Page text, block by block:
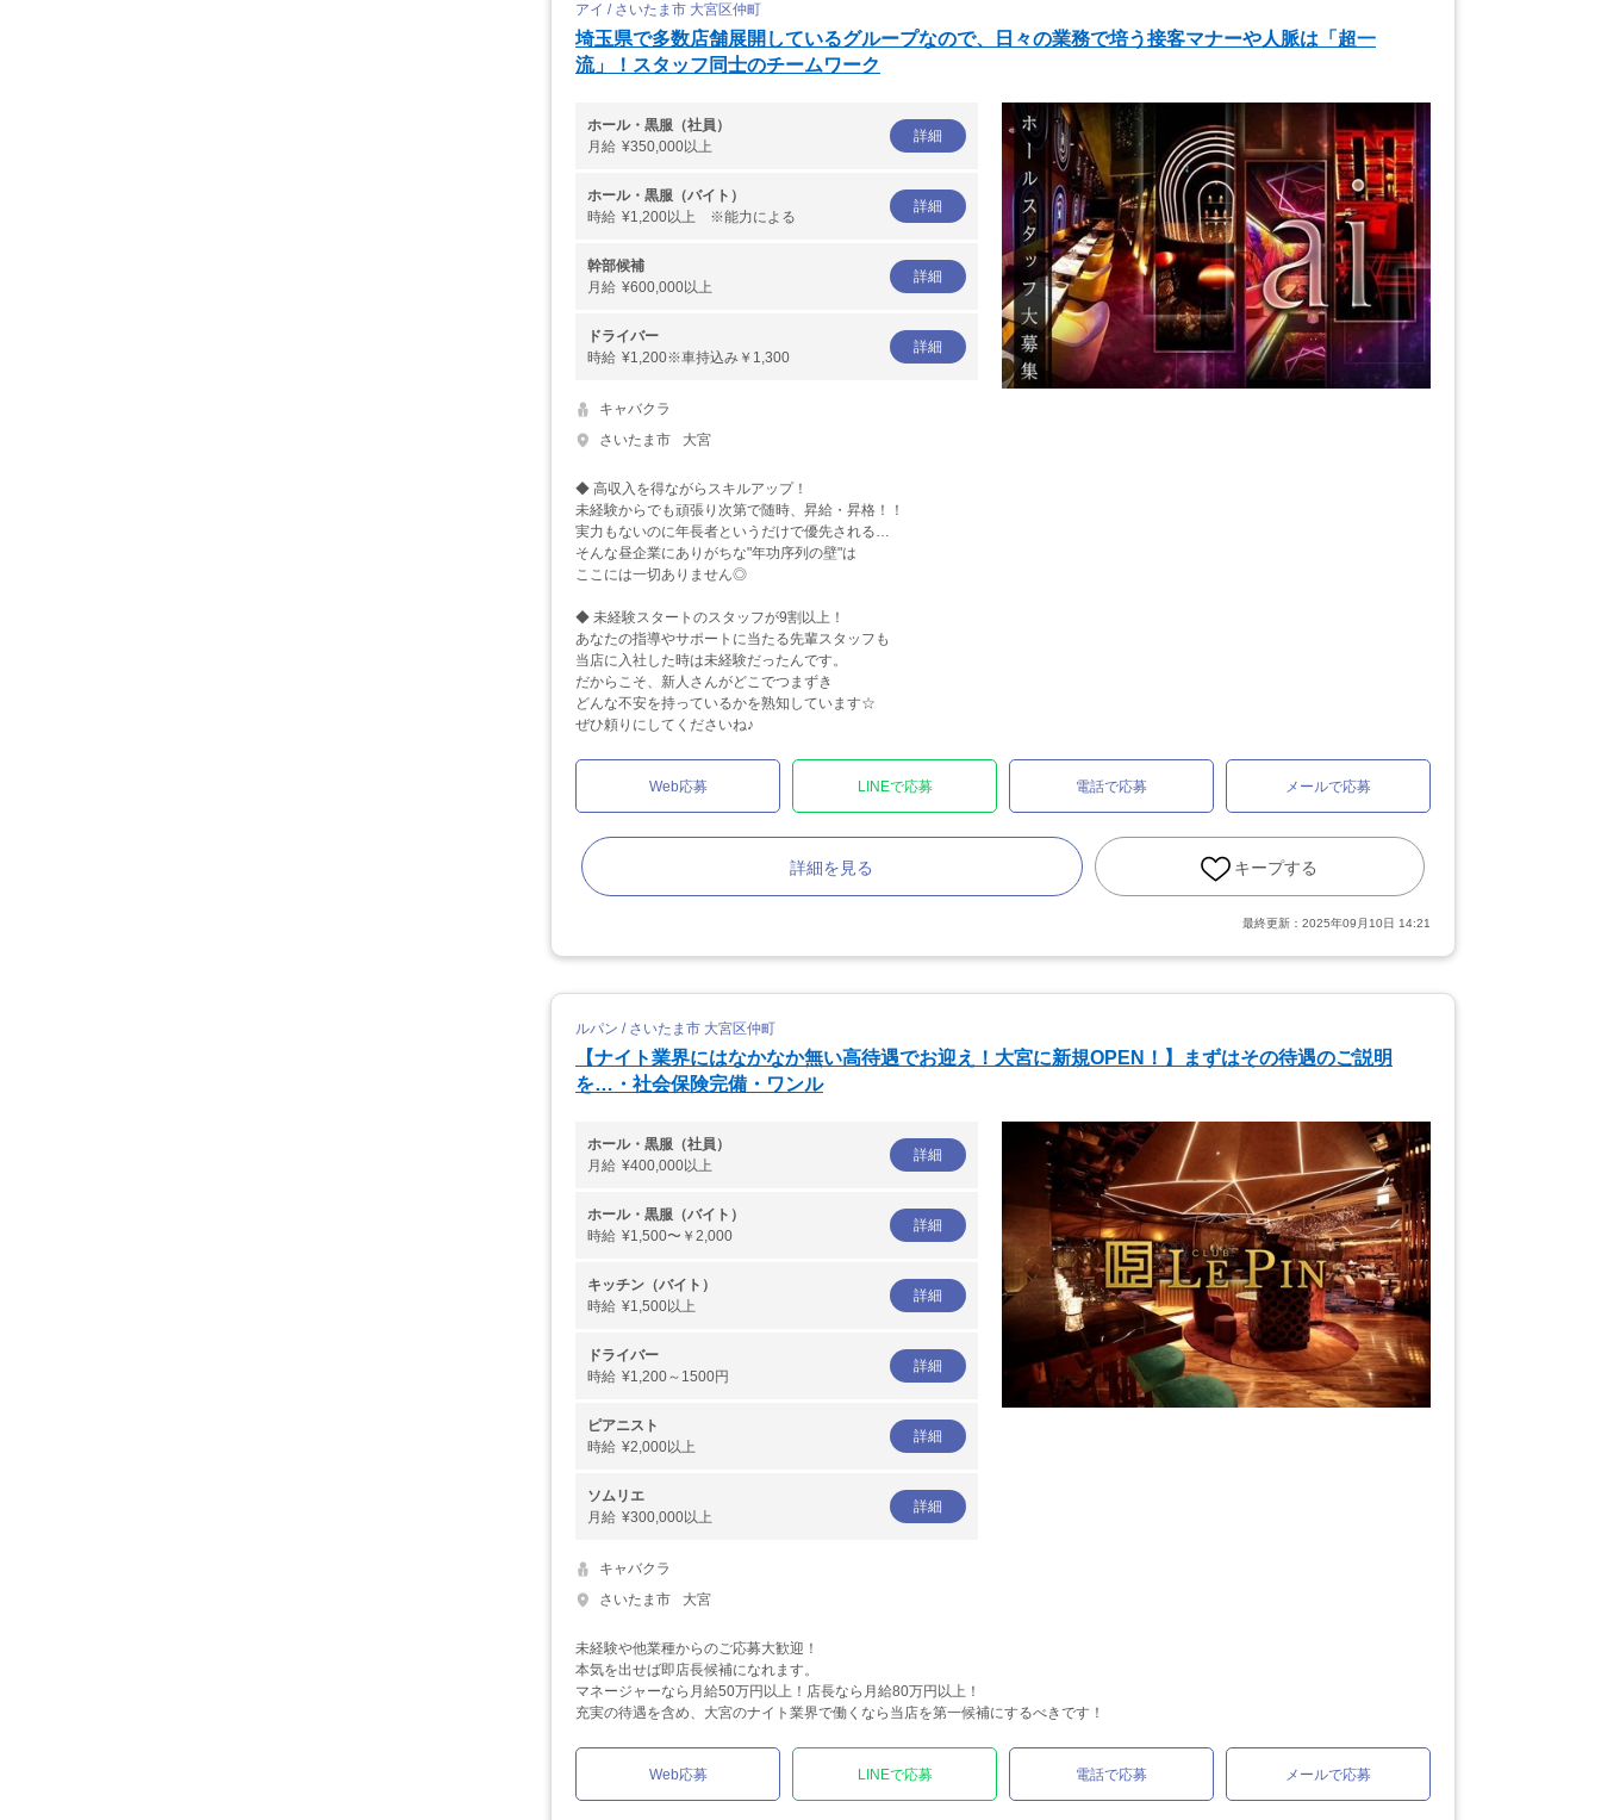
アイ / さいたま市 大宮区仲町
埼玉県で多数店舗展開しているグループなので、日々の業務で培う接客マナーや人脈は「超一
流」！スタッフ同士のチームワーク
ホール・黒服（社員）
月給 ¥350,000以上
詳細
ホール・黒服（バイト）
時給 ¥1,200以上 ※能力による
詳細
幹部候補
月給 ¥600,000以上
詳細
ドライバー
時給 ¥1,200※車持込み￥1,300
詳細
キャバクラ
さいたま市
大宮
◆ 高収入を得ながらスキルアップ！
未経験からでも頑張り次第で随時、昇給・昇格！！
実力もないのに年長者というだけで優先される…
そんな昼企業にありがちな"年功序列の壁"は
ここには一切ありません◎
◆ 未経験スタートのスタッフが9割以上！
あなたの指導やサポートに当たる先輩スタッフも
当店に入社した時は未経験だったんです。
だからこそ、新人さんがどこでつまずき
どんな不安を持っているかを熟知しています☆
ぜひ頼りにしてくださいね♪
Web応募 LINEで応募 電話で応募 メールで応募
詳細を見る キープする
最終更新： 2025年09月10日 14:21
ルパン / さいたま市 大宮区仲町
【ナイト業界にはなかなか無い高待遇でお迎え！大宮に新規OPEN！】まずはその待遇のご説明
を…・社会保険完備・ワンル
ホール・黒服（社員）
月給 ¥400,000以上
詳細
ホール・黒服（バイト）
時給 ¥1,500〜￥2,000
詳細
キッチン（バイト）
時給 ¥1,500以上
詳細
ドライバー
時給 ¥1,200～1500円
詳細
ピアニスト
時給 ¥2,000以上
詳細
ソムリエ
月給 ¥300,000以上
詳細
キャバクラ
さいたま市
大宮
未経験や他業種からのご応募大歓迎！
本気を出せば即店長候補になれます。
マネージャーなら月給50万円以上！店長なら月給80万円以上！
充実の待遇を含め、大宮のナイト業界で働くなら当店を第一候補にするべきです！
Web応募 LINEで応募 電話で応募 メールで応募